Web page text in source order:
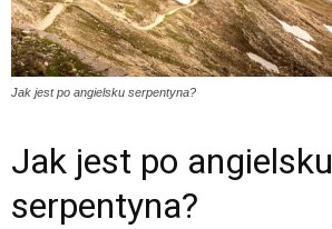
Jak jest po angielsku serpentyna?
Jak jest po angielsku
serpentyna?